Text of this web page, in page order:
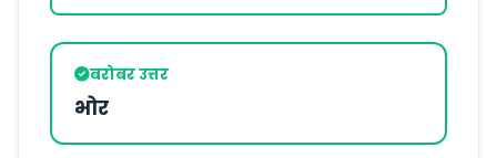
बरोबर उत्तर
भोर